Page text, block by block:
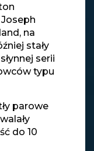
na
stały
serii
typu
parowe
do 10